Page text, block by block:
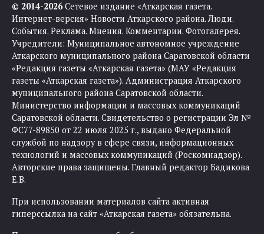
© 2014-2026Сетевое издание «Аткарская газета.
Интернет-версия» Новости Аткарского района. Люди.
События. Реклама. Мнения. Комментарии. Фотогалерея.
Учредители: Муниципальное автономное учреждение
Аткарского муниципального района Саратовской области
«Редакция газеты «Аткарская газета» (МАУ «Редакция
газеты «Аткарская газета»). Администрация Аткарского
муниципального района Саратовской области.
Министерство информации и массовых коммуникаций
Саратовской области. Свидетельство о регистрации Эл №
ФС77-89850 от 22 июля 2025 г., выдано Федеральной
службой по надзору в сфере связи, информационных
технологий и массовых коммуникаций (Роскомнадзор).
Авторские права защищены. Главный редактор Бадикова
Е.В.
При использовании материалов сайта активная
гиперссылка на сайт «Аткарская газета» обязательна.